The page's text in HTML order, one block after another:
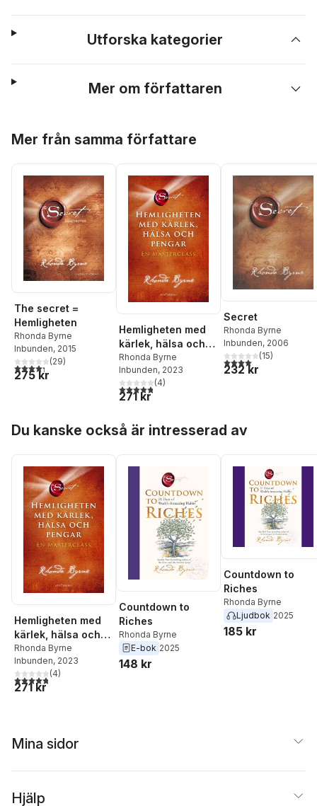
Utforska kategorier
Mer om författaren
Mer från samma författare
The secret =
Hemligheten
Rhonda Byrne
Inbunden, 2015
4,3utav 5 stjärnor. Totalt antal röster:
(29)
275 kr
Hemligheten med
kärlek, hälsa och
pengar : en
masterclass
Rhonda Byrne
Inbunden, 2023
4,8utav 5 stjärnor. Totalt antal röster:
(4)
271 kr
Secret
Rhonda Byrne
Inbunden, 2006
4,0utav 5 stjärnor.
(15)
232 kr
Du kanske också är intresserad av
Hemligheten med
kärlek, hälsa och
pengar : en
masterclass
Rhonda Byrne
Inbunden, 2023
4,8utav 5 stjärnor. Totalt antal röster:
(4)
271 kr
Countdown to
Riches
Rhonda Byrne
E-bok 2025
148 kr
Countdown to
Riches
Rhonda Byrne
Ljudbok 2025
185 kr
Mina sidor
Hjälp